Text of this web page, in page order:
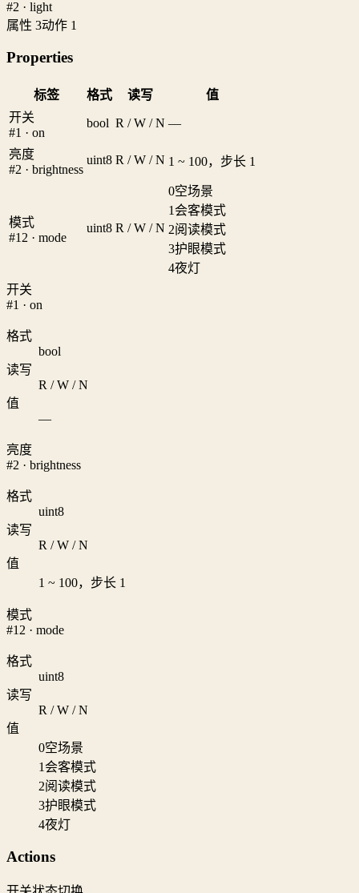
#2 · light
属性 3动作 1
Properties
标签 格式 读写
值
开关
#1 · on
bool R / W / N —
亮度
#2 · brightness
uint8 R / W / N 1 ~ 100，步长 1
模式
#12 · mode
uint8 R / W / N
0空场景
1 会客模式
2阅读模式
3护眼模式
4夜灯
开关
#1 · on
格式
bool
读写
R / W / N
值
—
亮度
#2 · brightness
格式
uint8
读写
R / W / N
值
1 ~ 100，步长 1
模式
#12 · mode
格式
uint8
读写
R / W / N
值
0空场景
1 会客模式
2阅读模式
3护眼模式
4夜灯
Actions